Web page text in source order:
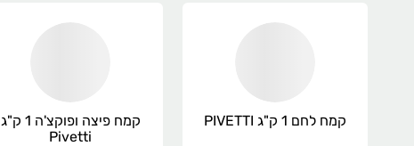
קמח לחם 1 ק"ג PIVETTI
קמח פיצה ופוקצ'ה 1 ק"ג
Pivetti